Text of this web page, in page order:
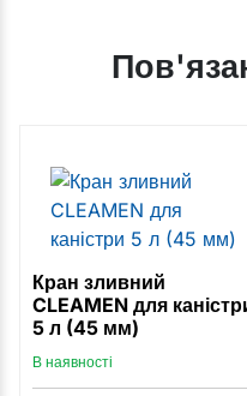
Кран зливний
CLEAMEN для
5 л (45 мм)
В наявності